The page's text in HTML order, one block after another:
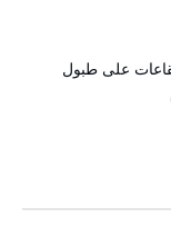
على طبول